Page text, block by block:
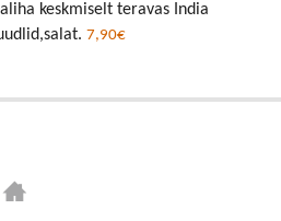
keskmiselt teravas India
7,90€